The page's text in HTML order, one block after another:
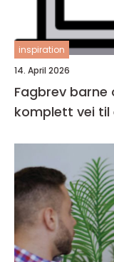
inspiration
14. April 2026
Fagbrev barne
komplett vei